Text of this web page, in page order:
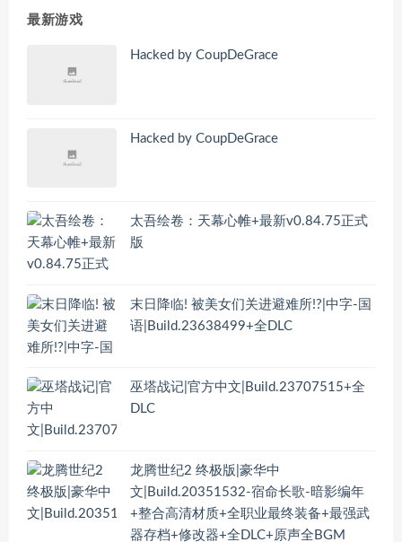
最新游戏
Hacked by CoupDeGrace
Hacked by CoupDeGrace
太吾绘卷：天幕心帷+最新v0.84.75正式
版
末日降临! 被美女们关进避难所!?|中字-国
语|Build.23638499+全DLC
巫塔战记|官方中文|Build.23707515+全
DLC
龙腾世纪2 终极版|豪华中
文|Build.20351532-宿命长歌-暗影编年
+整合高清材质+全职业最终装备+最强武
器存档+修改器+全DLC+原声全BGM